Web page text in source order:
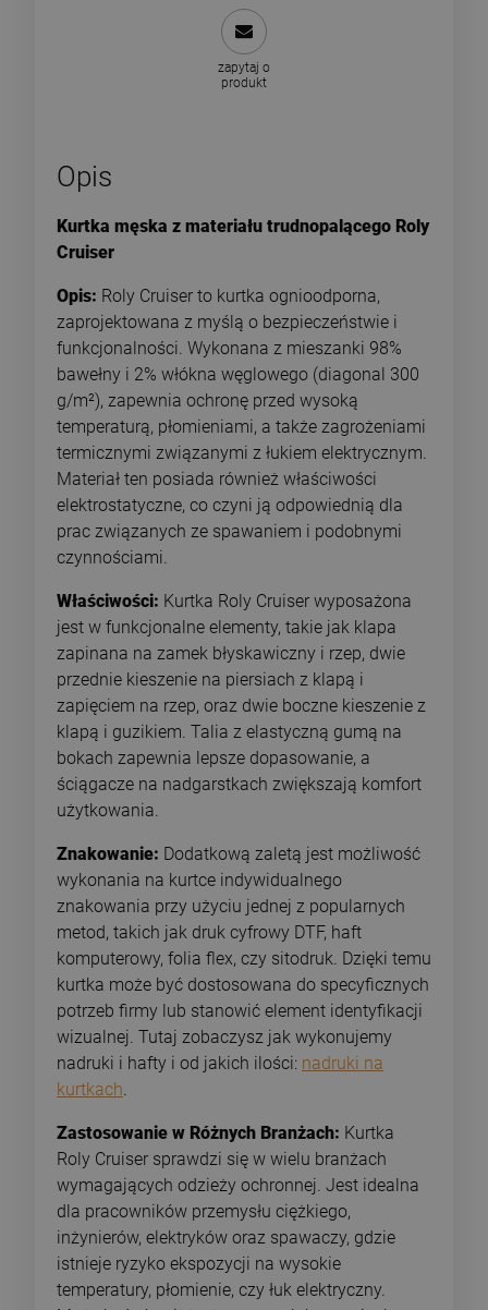
zapytaj o
produkt
Opis
Kurtka męska z materiału trudnopalącego Roly
Cruiser
Opis: Roly Cruiser to kurtka ognioodporna,
zaprojektowana z myślą o bezpieczeństwie i
funkcjonalności. Wykonana z mieszanki 98%
bawełny i 2% włókna węglowego (diagonal 300
g/m²), zapewnia ochronę przed wysoką
temperaturą, płomieniami, a także zagrożeniami
termicznymi związanymi z łukiem elektrycznym.
Materiał ten posiada również właściwości
elektrostatyczne, co czyni ją odpowiednią dla
prac związanych ze spawaniem i podobnymi
czynnościami.
Właściwości: Kurtka Roly Cruiser wyposażona
jest w funkcjonalne elementy, takie jak klapa
zapinana na zamek błyskawiczny i rzep, dwie
przednie kieszenie na piersiach z klapą i
zapięciem na rzep, oraz dwie boczne kieszenie z
klapą i guzikiem. Talia z elastyczną gumą na
bokach zapewnia lepsze dopasowanie, a
ściągacze na nadgarstkach zwiększają komfort
użytkowania.
Znakowanie: Dodatkową zaletą jest możliwość
wykonania na kurtce indywidualnego
znakowania przy użyciu jednej z popularnych
metod, takich jak druk cyfrowy DTF, haft
komputerowy, folia flex, czy sitodruk. Dzięki temu
kurtka może być dostosowana do specyficznych
potrzeb firmy lub stanowić element identyfikacji
wizualnej. Tutaj zobaczysz jak wykonujemy
nadruki i hafty i od jakich ilości: nadruki na
kurtkach
Zastosowanie w Różnych Branżach: Kurtka
Roly Cruiser sprawdzi się w wielu branżach
wymagających odzieży ochronnej. Jest idealna
dla pracowników przemysłu ciężkiego,
inżynierów, elektryków oraz spawaczy, gdzie
istnieje ryzyko ekspozycji na wysokie
temperatury, płomienie, czy łuk elektryczny.